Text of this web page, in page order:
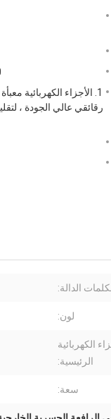
1. الأجزاء الكهربائية
الدالة:
لون:
الكهربائية
الرئيسية:
سعة: